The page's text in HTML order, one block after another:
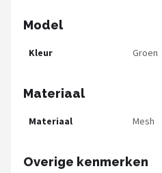
Model
Kleur Groen
Materiaal
Materiaal Mesh
Overige kenmerken